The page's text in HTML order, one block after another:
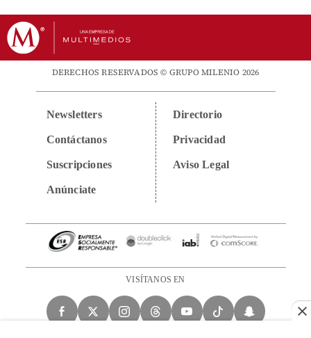
DERECHOS RESERVADOS © GRUPO MILENIO 2026
Newsletters
Contáctanos
Suscripciones
Anúnciate
Directorio
Privacidad
Aviso Legal
VISÍTANOS EN